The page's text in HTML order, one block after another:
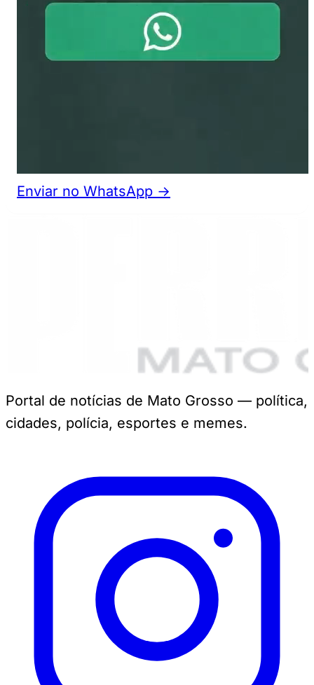
Enviar no WhatsApp →
Portal de notícias de Mato Grosso — política,
cidades, polícia, esportes e memes.